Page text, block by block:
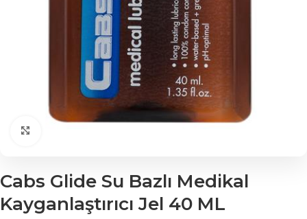
Cabs Glide Su Bazlı Medikal
Kayganlaştırıcı Jel 40 ML